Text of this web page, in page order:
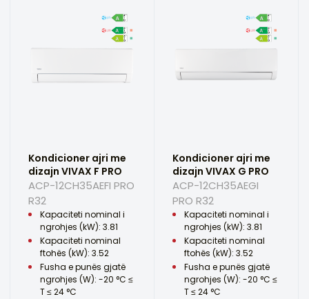
Kondicioner ajri me
dizajn VIVAX F PRO
ACP-12CH35AEFI PRO
R32
Kapaciteti nominal i
ngrohjes (kW): 3.81
Kapaciteti nominal
ftohës (kW): 3.52
Fusha e punës gjatë
ngrohjes (W): -20 °C ≤
T ≤ 24 °C
Kondicioner ajri me
dizajn VIVAX G PRO
ACP-12CH35AEGI
PRO R32
Kapaciteti nominal i
ngrohjes (kW): 3.81
Kapaciteti nominal
ftohës (kW): 3.52
Fusha e punës gjatë
ngrohjes (W): -20 °C ≤
T ≤ 24 °C